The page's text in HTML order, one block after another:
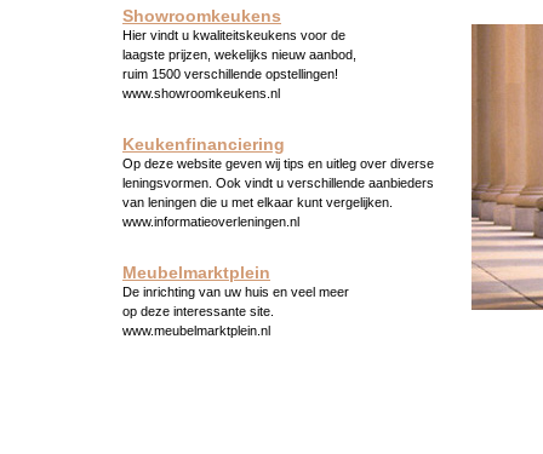
Showroomkeukens
Hier vindt u kwaliteitskeukens voor de
laagste prijzen, wekelijks nieuw aanbod,
ruim 1500 verschillende opstellingen!
www.showroomkeukens.nl
Keukenfinanciering
Op deze website geven wij tips en uitleg over diverse
leningsvormen. Ook vindt u verschillende aanbieders
van leningen die u met elkaar kunt vergelijken.
www.informatieoverleningen.nl
Meubelmarktplein
De inrichting van uw huis en veel meer
op deze interessante site.
www.meubelmarktplein.nl